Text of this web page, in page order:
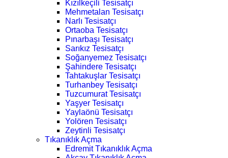
Kızılkeçili Tesisatçı
Mehmetalan Tesisatçı
Narlı Tesisatçı
Ortaoba Tesisatçı
Pınarbaşı Tesisatçı
Sarıkız Tesisatçı
Soğanyemez Tesisatçı
Şahindere Tesisatçı
Tahtakuşlar Tesisatçı
Turhanbey Tesisatçı
Tuzcumurat Tesisatçı
Yaşyer Tesisatçı
Yaylaönü Tesisatçı
Yolören Tesisatçı
Zeytinli Tesisatçı
Tıkanıklık Açma
Edremit Tıkanıklık Açma